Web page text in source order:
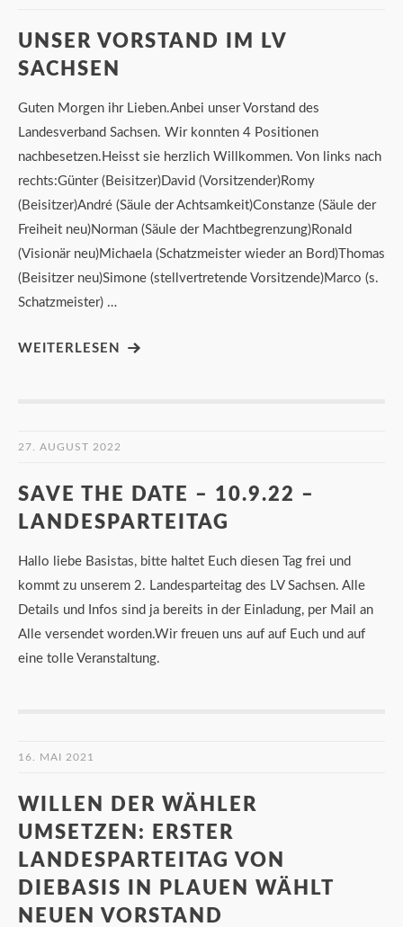
UNSER VORSTAND IM LV
SACHSEN
Guten Morgen ihr Lieben.Anbei unser Vorstand des
Landesverband Sachsen. Wir konnten 4 Positionen
nachbesetzen.Heisst sie herzlich Willkommen. Von links nach
rechts:Günter (Beisitzer)David (Vorsitzender)Romy
(Beisitzer)André (Säule der Achtsamkeit)Constanze (Säule der
Freiheit neu)Norman (Säule der Machtbegrenzung)Ronald
(Visionär neu)Michaela (Schatzmeister wieder an Bord)Thomas
(Beisitzer neu)Simone (stellvertretende Vorsitzende)Marco (s.
Schatzmeister) …
WEITERLESEN
27. AUGUST 2022
SAVE THE DATE – 10.9.22 –
LANDESPARTEITAG
Hallo liebe Basistas, bitte haltet Euch diesen Tag frei und
kommt zu unserem 2. Landesparteitag des LV Sachsen. Alle
Details und Infos sind ja bereits in der Einladung, per Mail an
Alle versendet worden.Wir freuen uns auf auf Euch und auf
eine tolle Veranstaltung.
16. MAI 2021
WILLEN DER WÄHLER
UMSETZEN: ERSTER
LANDESPARTEITAG VON
DIEBASIS IN PLAUEN WÄHLT
NEUEN VORSTAND